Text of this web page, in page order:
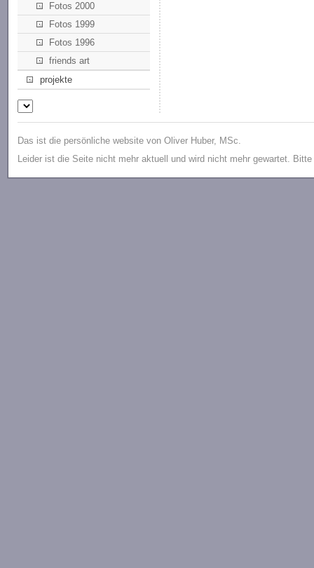
Fotos 2000
Fotos 1999
Fotos 1996
friends art
projekte
Das ist die persönliche website von Oliver Huber, MSc.
Leider ist die Seite nicht mehr aktuell und wird nicht mehr gewartet.